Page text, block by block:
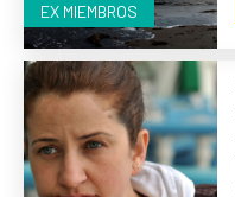
EX MIEMBROS